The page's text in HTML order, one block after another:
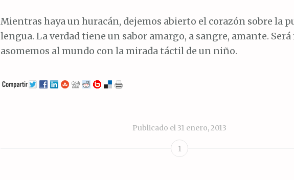
Mientras haya un huracán, dejemos abierto el corazón sobre la
lengua. La verdad tiene un sabor amargo, a sangre, amante.
asomemos al mundo con la mirada táctil de un niño.
Publicado el 31 enero, 2013
1